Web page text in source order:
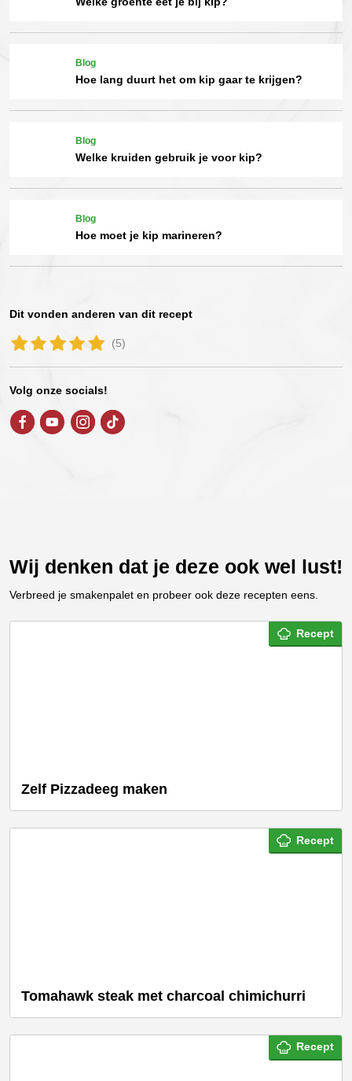
Blog
Hoe lang duurt het om kip gaar te krijgen?
Blog
Welke kruiden gebruik je voor kip?
Blog
Hoe moet je kip marineren?
Dit vonden anderen van dit recept
(5)
Volg onze socials!
Wij denken dat je deze ook wel lust!
Verbreed je smakenpalet en probeer ook deze recepten eens.
Recept
Zelf Pizzadeeg maken
Recept
Tomahawk steak met charcoal chimichurri
Recept